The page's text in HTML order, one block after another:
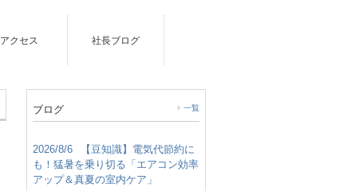
アクセス 社長ブログ
ブログ 一覧
2026/8/6
【豆知識】電気代節約に
も！猛暑を乗り切る「エアコン効率
アップ＆真夏の室内ケア」